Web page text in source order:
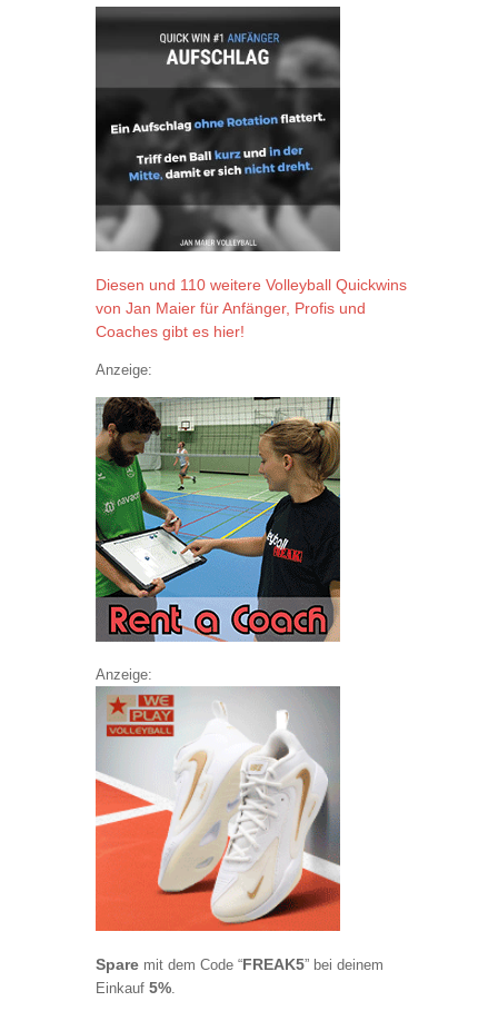
Diesen und 110 weitere Volleyball Quickwins
von Jan Maier für Anfänger, Profis und
Coaches gibt es hier!
Anzeige:
Anzeige:
Spare mit dem Code “FREAK5” bei deinem
Einkauf 5%